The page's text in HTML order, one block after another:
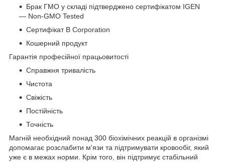
Брак ГМО у складі підтверджено сертифікатом IGEN
— Non-GMO Tested
Сертифікат B Corporation
Кошерний продукт
Гарантія професійної працьовитості
Справжня тривалість
Чистота
Свіжість
Постійність
Точність
Магній необхідний понад 300 біохімічних реакцій в організмі
допомагає розслабити м'язи та підтримувати кровообіг, який
уже є в межах норми. Крім того, він підтримує стабільний